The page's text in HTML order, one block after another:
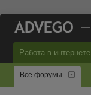
—
Работа в интернете
Все форумы